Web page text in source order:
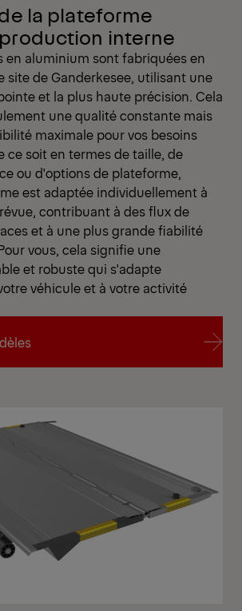
la plateforme
interne
en aluminium sont fabriquées en
site de Ganderkesee, utilisant une
et la plus haute précision. Cela
une qualité constante mais
maximale pour vos besoins
ce soit en termes de taille, de
ou d'options de plateforme,
est adaptée individuellement à
contribuant à des flux de
et à une plus grande fiabilité
vous, cela signifie une
et robuste qui s'adapte
véhicule et à votre activité